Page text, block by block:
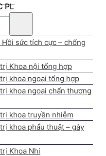
PL
Hồi sức tích cực – chống
Khoa nội tổng hợp
khoa ngoại tổng hợp
khoa ngoại chấn thương
khoa truyền nhiễm
khoa phẩu thuật – gây
Khoa Nhi